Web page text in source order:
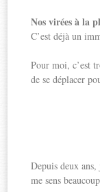
Nos virées à la
C’est déjà un
Pour moi, c’est
de se déplacer
Depuis deux
me sens